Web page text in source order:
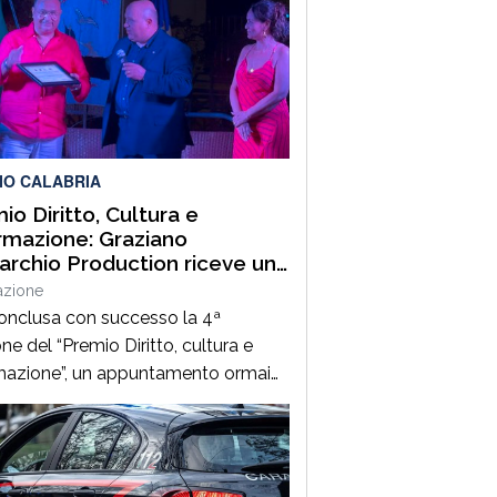
CALABRIA
Diritto, Cultura e
Graziano
Production riceve un
riconoscimento a
con successo la 4ª
del “Premio Diritto, cultura e
un appuntamento ormai
nel panorama forense
L’evento, tenutosi a Palmi il 6
2026, ha offerto un’importante
di riflessione sul tema